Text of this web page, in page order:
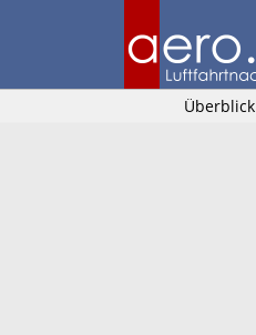
Überblick